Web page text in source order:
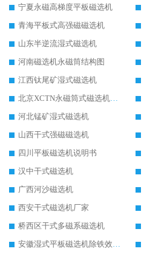
宁夏永磁高梯度平板磁选机
青海平板式高强磁磁选机
山东半逆流湿式磁选机
河南磁选机永磁筒结构图
江西钛尾矿湿式磁选机
北京XCTN永磁筒式磁选机磁块位置
河北锰矿湿式磁选机
山西干式强磁磁选机
四川平板磁选机说明书
汉中干式磁选机
广西河沙磁选机
西安干式磁选机厂家
桥西区干式多磁系磁选机
安徽湿式平板磁选机除铁效果怎么样